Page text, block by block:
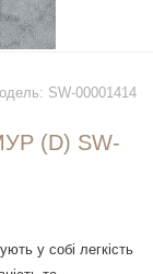
SW-00001414
(D) SW-
у собі легкість